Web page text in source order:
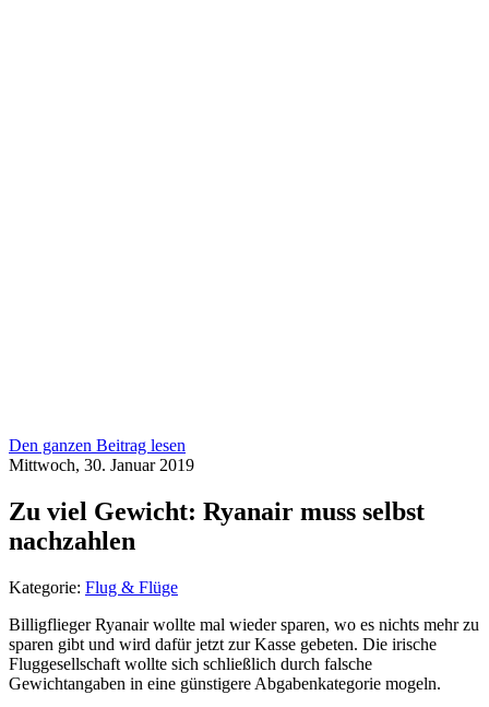
Den ganzen Beitrag lesen
Mittwoch, 30. Januar 2019
Zu viel Gewicht: Ryanair muss selbst
nachzahlen
Kategorie: Flug & Flüge
Billigflieger Ryanair wollte mal wieder sparen, wo es nichts mehr zu
sparen gibt und wird dafür jetzt zur Kasse gebeten. Die irische
Fluggesellschaft wollte sich schließlich durch falsche
Gewichtangaben in eine günstigere Abgabenkategorie mogeln.